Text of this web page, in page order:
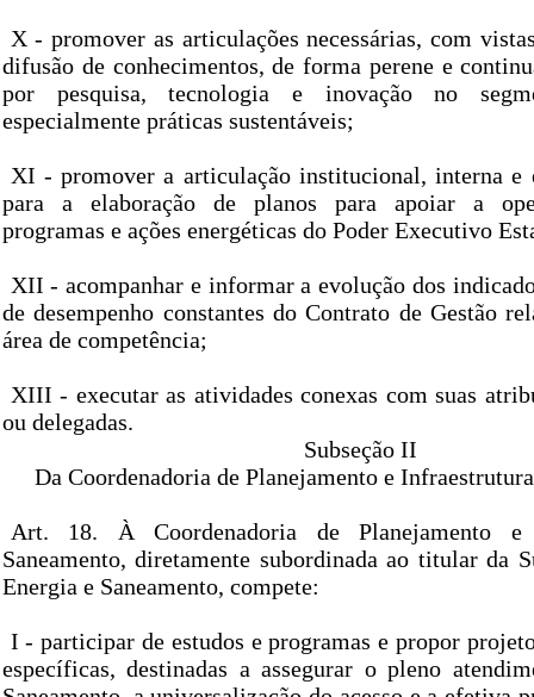
X - promover as articulações necessárias, com
difusão de conhecimentos, de forma perene e
por pesquisa, tecnologia e inovação no
especialmente práticas sustentáveis;
XI - promover a articulação institucional, interna e
para a elaboração de planos para apoiar a
programas e ações energéticas do Poder Executivo
XII - acompanhar e informar a evolução dos
de desempenho constantes do Contrato de Gestão
área de competência;
XIII - executar as atividades conexas com suas
ou delegadas.
Subseção II
Da Coordenadoria de Planejamento e
Art. 18. À Coordenadoria de Planejamento e
Saneamento, diretamente subordinada ao titular da
Energia e Saneamento, compete:
I - participar de estudos e programas e propor
específicas, destinadas a assegurar o pleno